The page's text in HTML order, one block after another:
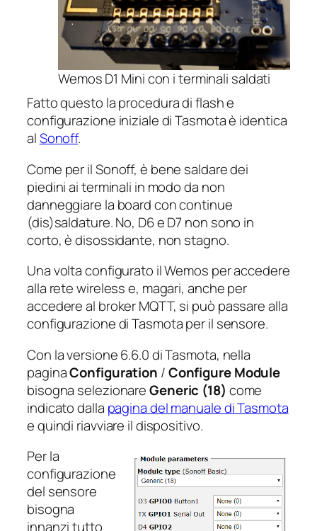
Wemos D1 Mini con i terminali saldati
Fatto questo la procedura di flash e
configurazione iniziale di Tasmota è identica
alSonoff.
Come per il Sonoff, è bene saldare dei
piedini ai terminali in modo da non
danneggiare la board con continue
(dis)saldature. No, D6 e D7 non sono in
corto, è disossidante, non stagno.
Una volta configurato il Wemos per accedere
alla rete wireless e, magari, anche per
accedere al broker MQTT, si può passare alla
configurazione di Tasmota per il sensore.
Con la versione 6.6.0 di Tasmota, nella
paginaConfiguration /Configure Module
bisogna selezionareGeneric (18) come
indicato dalla pagina del manuale di Tasmota
e quindi riavviare il dispositivo.
Per la
configurazione
del sensore
bisogna
innanzi tutto